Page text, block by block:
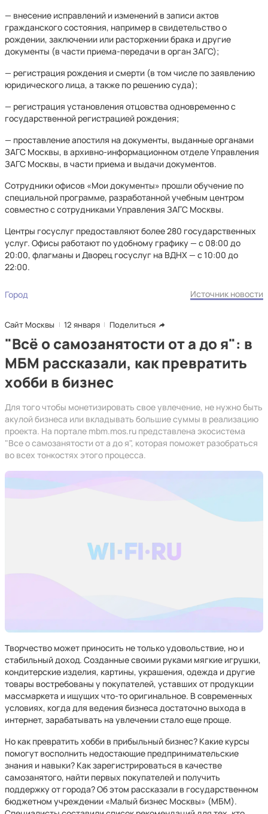
— внесение исправлений и изменений в записи актов
гражданского состояния, например в свидетельство о
рождении, заключении или расторжении брака и другие
документы (в части приема-передачи в орган ЗАГС);
— регистрация рождения и смерти (в том числе по заявлению
юридического лица, а также по решению суда);
— регистрация установления отцовства одновременно с
государственной регистрацией рождения;
— проставление апостиля на документы, выданные органами
ЗАГС Москвы, в архивно-информационном отделе Управления
ЗАГС Москвы, в части приема и выдачи документов.
Сотрудники офисов «Мои документы» прошли обучение по
специальной программе, разработанной учебным центром
совместно с сотрудниками Управления ЗАГС Москвы.
Центры госуслуг предоставляют более 280 государственных
услуг. Офисы работают по удобному графику — с 08:00 до
20:00, флагманы и Дворец госуслуг на ВДНХ — с 10:00 до
22:00.
Город Источник новости
Сайт Москвы 12 января Поделиться
"Всё о самозанятости от а до я": в
МБМ рассказали, как превратить
хобби в бизнес
Для того чтобы монетизировать свое увлечение, не нужно быть
акулой бизнеса или вкладывать большие суммы в реализацию
проекта. На портале mbm.mos.ru представлена экосистема
"Все о самозанятости от а до я", которая поможет разобраться
во всех тонкостях этого процесса.
Творчество может приносить не только удовольствие, но и
стабильный доход. Созданные своими руками мягкие игрушки,
кондитерские изделия, картины, украшения, одежда и другие
товары востребованы у покупателей, уставших от продукции
массмаркета и ищущих что-то оригинальное. В современных
условиях, когда для ведения бизнеса достаточно выхода в
интернет, зарабатывать на увлечении стало еще проще.
Но как превратить хобби в прибыльный бизнес? Какие курсы
помогут восполнить недостающие предпринимательские
знания и навыки? Как зарегистрироваться в качестве
самозанятого, найти первых покупателей и получить
поддержку от города? Об этом рассказали в государственном
бюджетном учреждении «Малый бизнес Москвы» (МБМ).